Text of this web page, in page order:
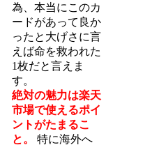
為、本当にこのカ
ードがあって良か
ったと大げさに言
えば命を救われた
1枚だと言えま
す。
絶対の魅力は楽天
市場で使えるポイ
ントがたまるこ
と。
特に海外へ